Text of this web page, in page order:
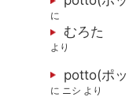
に
むろた
より
potto(ポ
に ニシ より